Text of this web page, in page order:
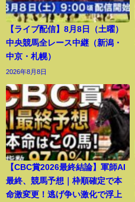
【ライブ配信】8月8日（土曜）
中央競馬全レース中継（新潟・
中京・札幌）
2026年8月8日
【CBC賞2026最終結論】軍師AI
最終、競馬予想｜枠順確定で本
命激変更！逃げ争い激化で浮上